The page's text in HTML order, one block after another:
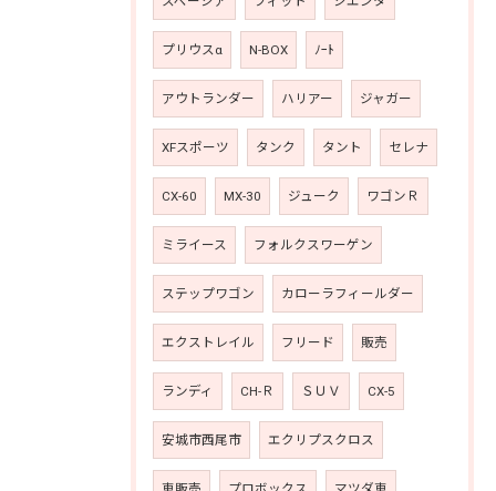
プリウスα N-BOX ﾉｰﾄ
アウトランダー ハリアー ジャガー
XFスポーツ タンク タント セレナ
CX-60 MX-30 ジューク ワゴンＲ
ミライース フォルクスワーゲン
ステップワゴン カローラフィールダー
エクストレイル フリード 販売
ランディ CH-Ｒ ＳＵＶ CX-5
安城市西尾市 エクリプスクロス